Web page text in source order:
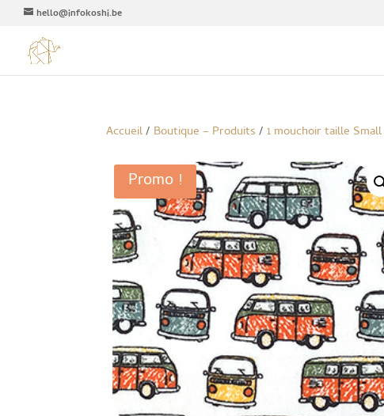
hello@infokoshi.be
Accueil/ Boutique – Produits /1 mouchoir taille Small
Promo !